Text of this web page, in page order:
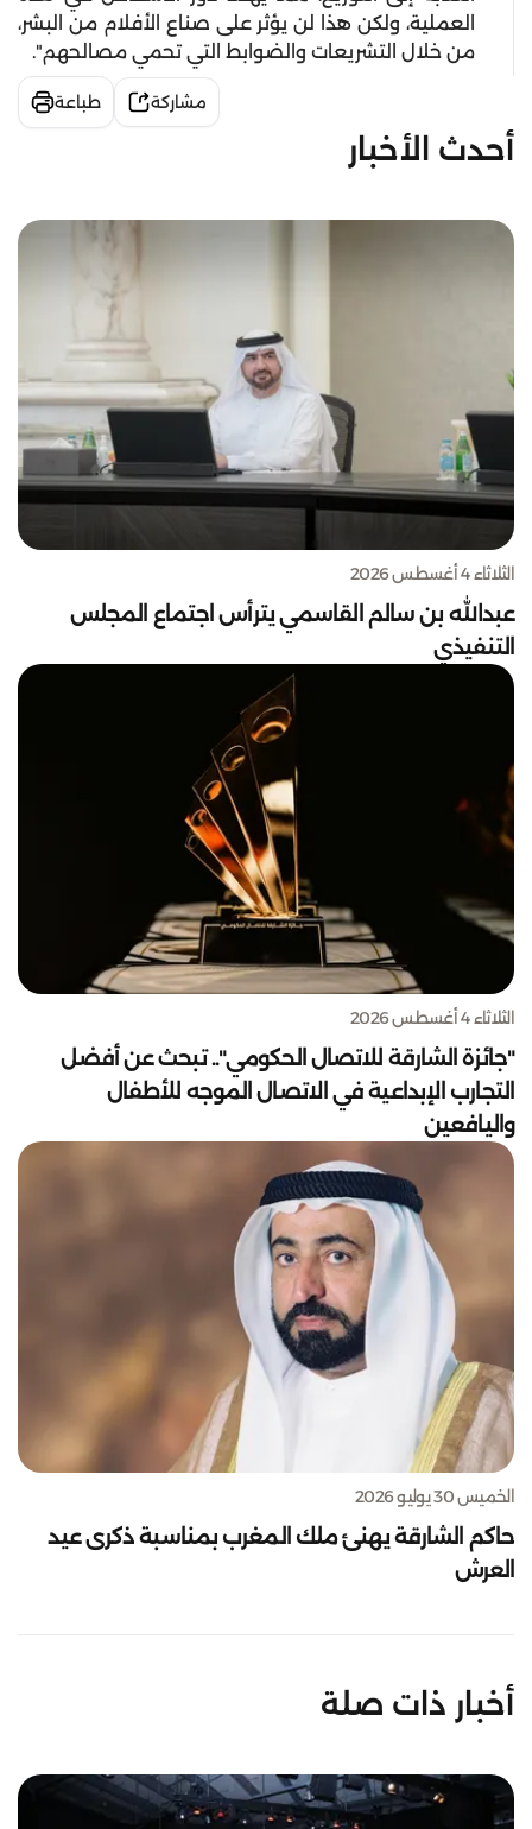
العملية، ولكن هذا لن يؤثر على صناع الأفلام من البشر،
من خلال التشريعات والضوابط التي تحمي مصالحهم".
مشاركة طباعة
أحدث الأخبار
الثلاثاء 4 أغسطس 2026
عبدالله بن سالم القاسمي يترأس اجتماع المجلس
التنفيذي
الثلاثاء 4 أغسطس 2026
"جائزة الشارقة للاتصال الحكومي".. تبحث عن أفضل
التجارب الإبداعية في الاتصال الموجه للأطفال
واليافعين
الخميس 30 يوليو 2026
حاكم الشارقة يهنئ ملك المغرب بمناسبة ذكرى عيد
العرش
أخبار ذات صلة